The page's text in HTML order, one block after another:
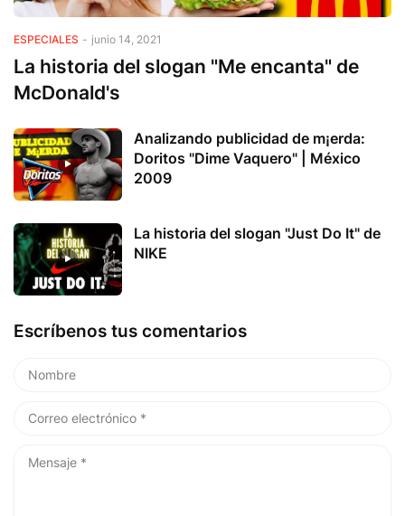
ESPECIALES - junio 14, 2021
La historia del slogan "Me encanta" de
McDonald's
Analizando publicidad de m¡erda:
Doritos "Dime Vaquero" | México
2009
La historia del slogan "Just Do It" de
NIKE
Escríbenos tus comentarios